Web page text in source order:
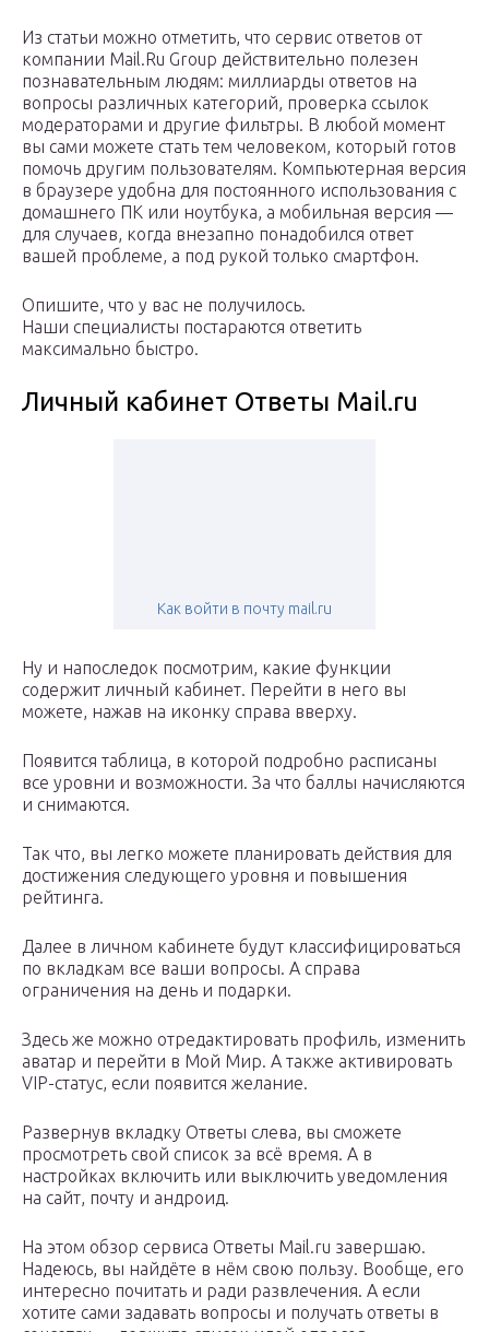
Из статьи можно отметить, что сервис ответов от
компании Mail.Ru Group действительно полезен
познавательным людям: миллиарды ответов на
вопросы различных категорий, проверка ссылок
модераторами и другие фильтры. В любой момент
вы сами можете стать тем человеком, который готов
помочь другим пользователям. Компьютерная версия
в браузере удобна для постоянного использования с
домашнего ПК или ноутбука, а мобильная версия —
для случаев, когда внезапно понадобился ответ
вашей проблеме, а под рукой только смартфон.
Опишите, что у вас не получилось.
Наши специалисты постараются ответить
максимально быстро.
Личный кабинет Ответы Mail.ru
Как войти в почту mail.ru
Ну и напоследок посмотрим, какие функции
содержит личный кабинет. Перейти в него вы
можете, нажав на иконку справа вверху.
Появится таблица, в которой подробно расписаны
все уровни и возможности. За что баллы начисляются
и снимаются.
Так что, вы легко можете планировать действия для
достижения следующего уровня и повышения
рейтинга.
Далее в личном кабинете будут классифицироваться
по вкладкам все ваши вопросы. А справа
ограничения на день и подарки.
Здесь же можно отредактировать профиль, изменить
аватар и перейти в Мой Мир. А также активировать
VIP-статус, если появится желание.
Развернув вкладку Ответы слева, вы сможете
просмотреть свой список за всё время. А в
настройках включить или выключить уведомления
на сайт, почту и андроид.
На этом обзор сервиса Ответы Mail.ru завершаю.
Надеюсь, вы найдёте в нём свою пользу. Вообще, его
интересно почитать и ради развлечения. А если
хотите сами задавать вопросы и получать ответы в